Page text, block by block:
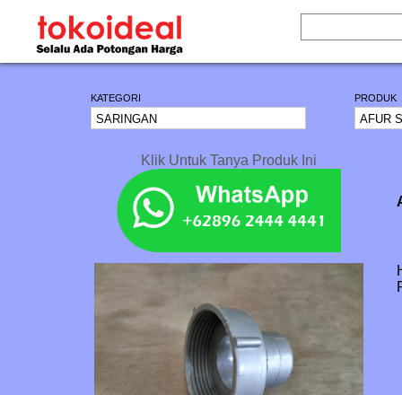
KATEGORI PRODUK
Klik Untuk Tanya Produk Ini